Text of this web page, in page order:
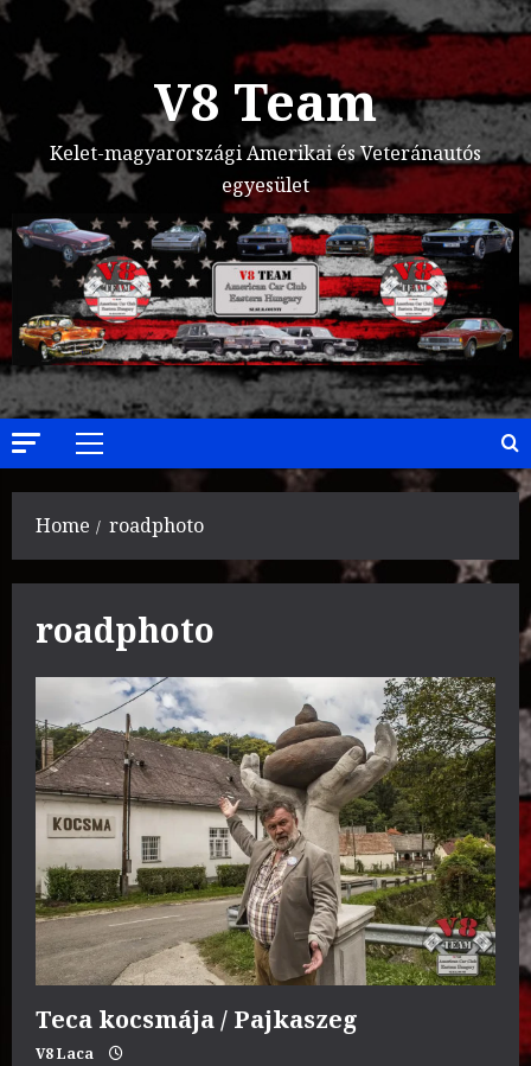
Skip
content
V8 Team
Kelet-magyarországi Amerikai és Veteránautós
egyesület
Primary
Home roadphoto
roadphoto
Teca kocsmája / Pajkaszeg
V8 Laca